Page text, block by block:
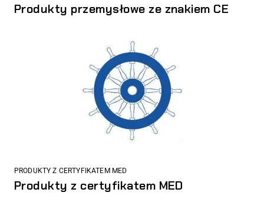
Produkty przemysłowe ze znakiem CE
PRODUKTY Z CERTYFIKATEM MED
Produkty z certyfikatem MED